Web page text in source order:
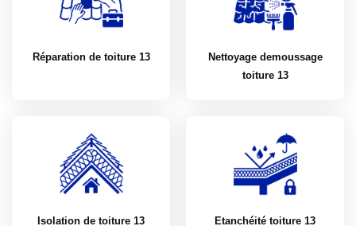
Réparation de toiture 13
Nettoyage demoussage
toiture 13
Isolation de toiture 13 Etanchéité toiture 13